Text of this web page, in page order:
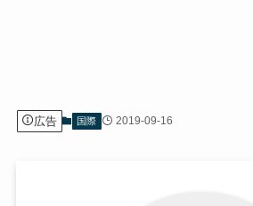
広告 国際 2019-09-16